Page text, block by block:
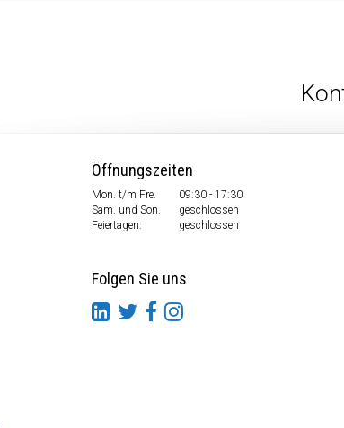
Öffnungszeiten
Mon. t/m Fre.
09:30 - 17:30
Sam. und Son.
geschlossen
Feiertagen:
geschlossen
Folgen Sie uns